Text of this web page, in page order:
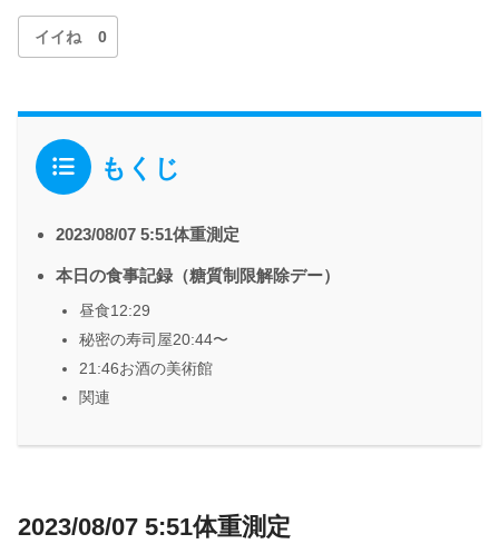
イイね 0
もくじ
2023/08/07 5:51体重測定
本日の食事記録（糖質制限解除デー）
昼食12:29
秘密の寿司屋20:44〜
21:46お酒の美術館
関連
2023/08/07 5:51体重測定